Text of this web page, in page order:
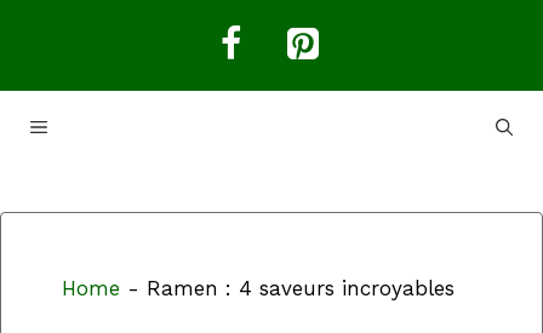
MENU
Home - Ramen : 4 saveurs incroyables